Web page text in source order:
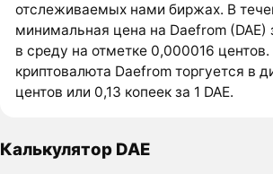
отслеживаемых нами биржах. В
минимальная цена на Daefrom (DAE)
в среду на отметке 0,000016
криптовалюта Daefrom торгуется в
центов или 0,13 копеек за 1 DAE.
Калькулятор DAE